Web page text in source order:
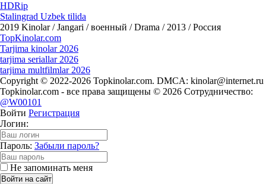
HDRip
Stalingrad Uzbek tilida
2019 Kinolar / Jangari / военный / Drama / 2013 / Россия
TopKinolar.com
Tarjima kinolar 2026
tarjima seriallar 2026
tarjima multfilmlar 2026
Copyright © 2022-2026 Topkinolar.com. DMCA: kinolar@internet.ru
Topkinolar.com - все права защищены © 2026 Сотрудничество:
@W00101
Войти Регистрация
Логин:
Пароль: Забыли пароль?
Не запоминать меня
Войти на сайт